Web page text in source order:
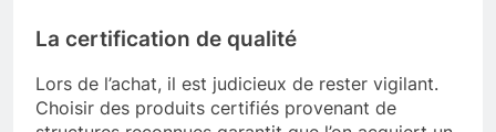
La certification de qualité
Lors de l’achat, il est judicieux de rester vigilant.
Choisir des produits certifiés provenant de